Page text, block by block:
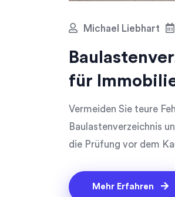
Michael Liebhart
für
Vermeiden Sie teure
Baulastenverzeichnis
die Prüfung vor dem
Mehr Erfahren